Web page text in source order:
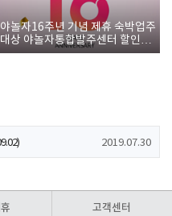
야놀자16주년 기념 제휴 숙박업주
대상 야놀자통합발주센터 할인쿠
폰 증정
2019.07.30
고객센터